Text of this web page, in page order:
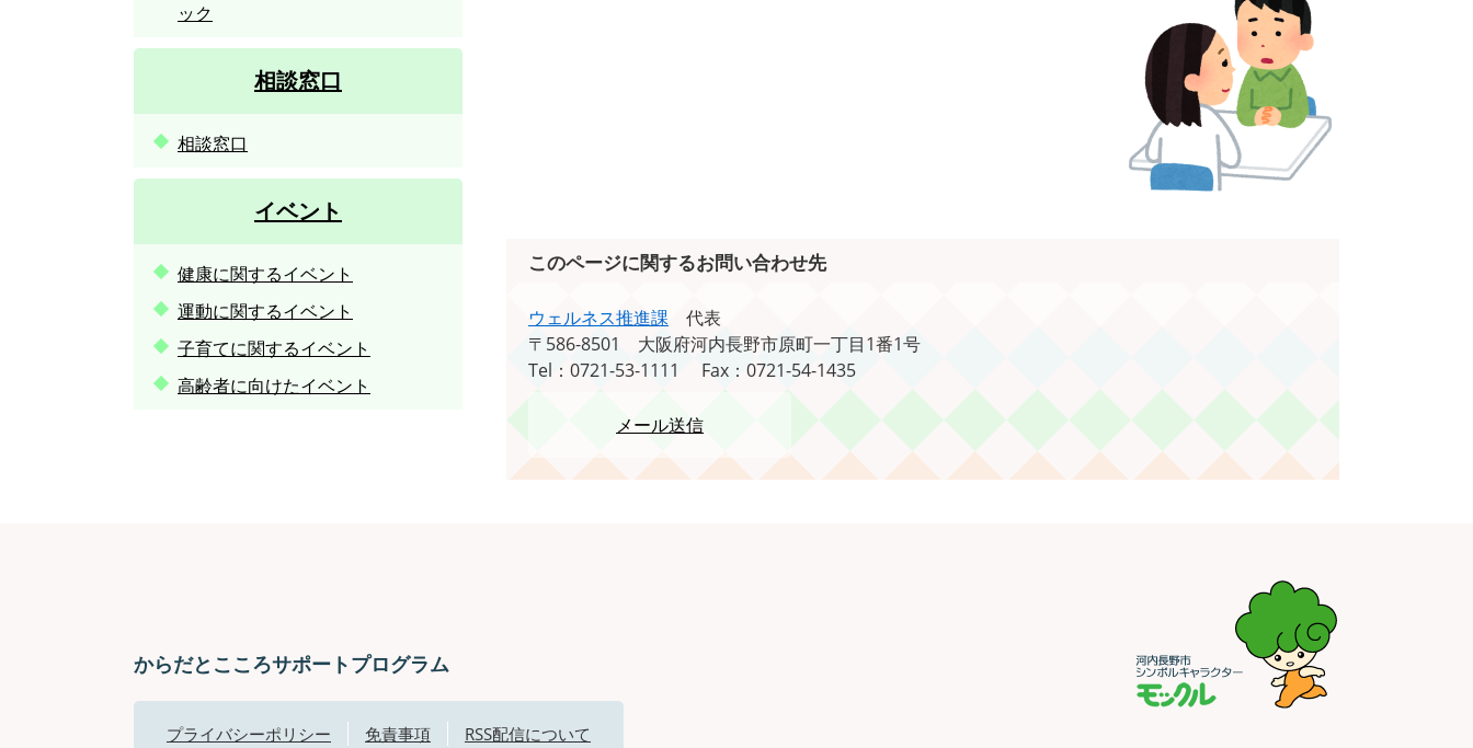
このページに関するお問い合わせ先
ウェルネス推進課
代表
〒586-8501
大阪府河内長野市原町一丁目1番1号
Tel：0721-53-1111
Fax：0721-54-1435
メール送信
ック
相談窓口
相談窓口
イベント
健康に関するイベント
運動に関するイベント
子育てに関するイベント
高齢者に向けたイベント
からだとこころサポートプログラム
プライバシーポリシー 免責事項 RSS配信について